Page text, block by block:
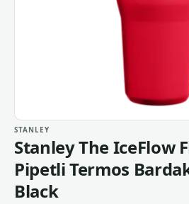
STANLEY
Stanley The IceFlow
Pipetli Termos
Black